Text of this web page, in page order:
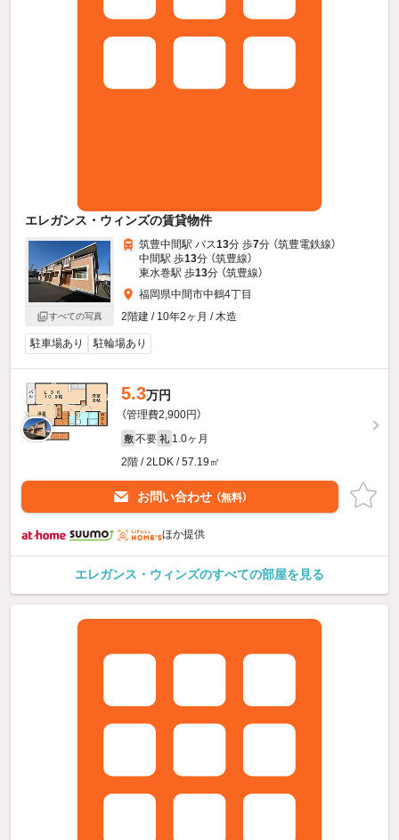
エレガンス・ウィンズの賃貸物件
すべての写真
筑豊中間駅 バス13分 歩7分 （筑豊電鉄線）
中間駅 歩13分 （筑豊線）
東水巻駅 歩13分 （筑豊線）
福岡県中間市中鶴4丁目
2階建 / 10年2ヶ月 / 木造
駐車場あり 駐輪場あり
5.3万円
（管理費2,900円）
敷 不要 礼 1.0ヶ月
2階 / 2LDK / 57.19㎡
お問い合わせ （無料）
ほか提供
エレガンス・ウィンズのすべての部屋を見る